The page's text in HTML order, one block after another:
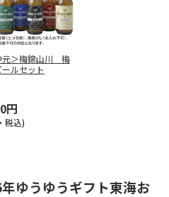
元＞梅錦山川 梅
ルセット
円
税込)
ゆうゆうギフト東海お